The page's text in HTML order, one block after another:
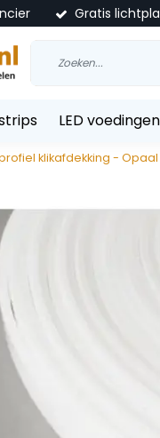
Gratis
LED voedingen
klikafdekking - Opaal